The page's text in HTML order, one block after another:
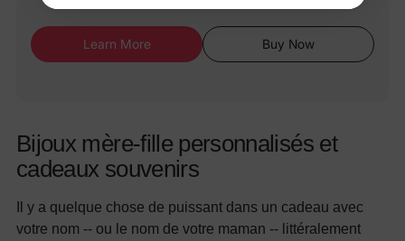
Learn More Buy Now
Bijoux mère-fille personnalisés et
cadeaux souvenirs
Il y a quelque chose de puissant dans un cadeau avec
votre nom -- ou le nom de votre maman -- littéralement
confidentialité